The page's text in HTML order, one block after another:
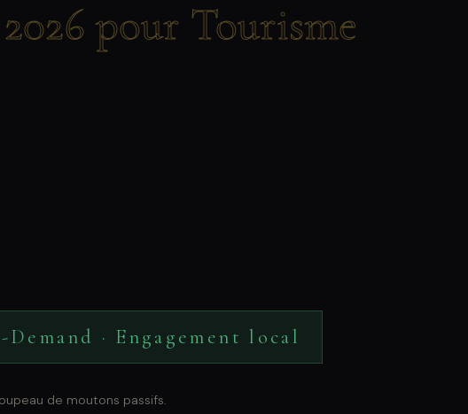
pour Tourisme
· Engagement local
de moutons passifs.